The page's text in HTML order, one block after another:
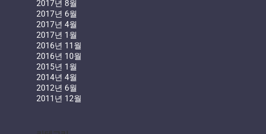
2017년 8월
2017년 6월
2017년 4월
2017년 1월
2016년 11월
2016년 10월
2015년 1월
2014년 4월
2012년 6월
2011년 12월